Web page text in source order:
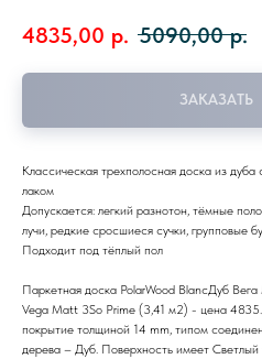
4835,00 р. 5090,00 р.
ЗАКАЗАТЬ
Классическая трехполосная доска из
лаком
Допускается: легкий разнотон, тёмные
лучи, редкие сросшиеся сучки, групповые
Подходит под тёплый пол
Паркетная доска PolarWood BlancДуб
Vega Matt 3So Prime (3,41 м2) - цена
покрытие толщиной 14 mm, типом
дерева – Дуб. Поверхность имеет Светлый